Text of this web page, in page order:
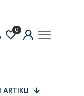
0
ARTIKLI